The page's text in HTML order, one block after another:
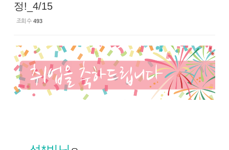
정!_4/15
조회 수 493